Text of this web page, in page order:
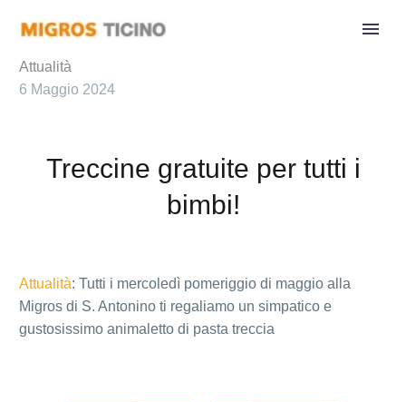
Attualità
6 Maggio 2024
Treccine gratuite per tutti i
bimbi!
Attualità: Tutti i mercoledì pomeriggio di maggio alla
Migros di S. Antonino ti regaliamo un simpatico e
gustosissimo animaletto di pasta treccia